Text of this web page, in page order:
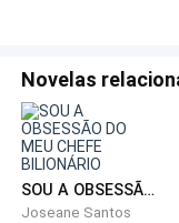
Novelas
SOU A OBSESSÃO DO MEU CHEFE BILIONÁRIO
Joseane Santos